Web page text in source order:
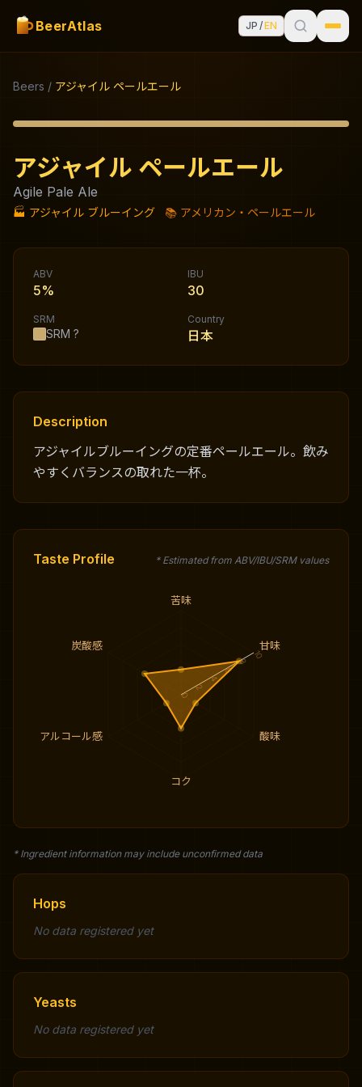
BeerAtlas JP /EN
Beers / アジャイル ペールエール
アジャイル ペールエール
Agile Pale Ale
🏭 アジャイル ブルーイング 📚 アメリカン・ペールエール
ABV
5%
IBU
30
SRM
SRM ?
Country
日本
Description
アジャイルブルーイングの定番ペールエール。飲み
やすくバランスの取れた一杯。
Taste Profile * Estimated from ABV/IBU/SRM values
苦味
甘味
酸味
コク
アルコール感
炭酸感
0
2
4
6
8
10
* Ingredient information may include unconfirmed data
Hops
No data registered yet
Yeasts
No data registered yet